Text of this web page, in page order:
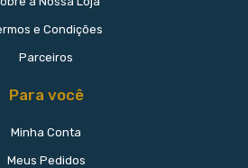
e Condições
Parceiros
Para você
Minha Conta
Meus Pedidos